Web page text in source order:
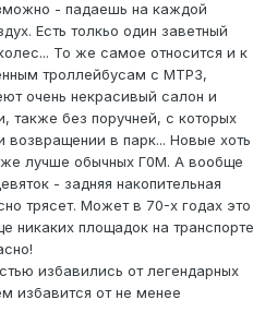
- падаешь на каждой
Есть толкьо один заветный
То же самое относится и к
троллейбусам с МТРЗ,
очень некрасивый салон и
также без поручней, с которых
возвращении в парк... Новые хоть
лучше обычных Г0М. А вообще
- задняя накопительная
трясет. Может в 70-х годах это
никаких площадок на транспорте
избавились от легендарных
избавится от не менее